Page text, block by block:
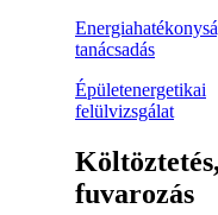
tanácsadás
Épületenergetikai
felülvizsgálat
fuvarozás